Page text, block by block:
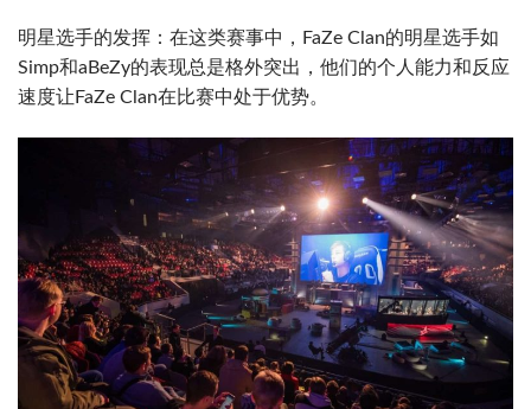
明星选手的发挥：在这类赛事中，FaZe Clan的明星选手如
Simp和aBeZy的表现总是格外突出，他们的个人能力和反应
速度让FaZe Clan在比赛中处于优势。